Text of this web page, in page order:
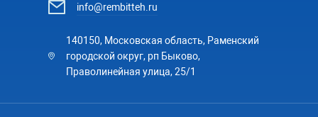
info@rembitteh.ru
140150, Московская область, Раменский
городской округ, рп Быково,
Праволинейная улица, 25/1